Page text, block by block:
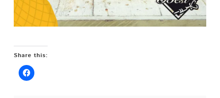
Share this: